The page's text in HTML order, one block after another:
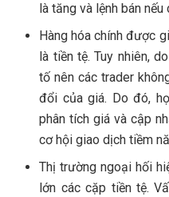
là tăng và lệnh bán
Hàng hóa chính được
là tiền tệ. Tuy nhiên,
tố nên các trader
đổi của giá. Do đó,
phân tích giá và cập
cơ hội giao dịch tiềm
Thị trường ngoại hối
lớn các cặp tiền tệ.